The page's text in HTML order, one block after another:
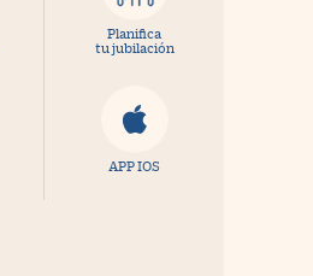
Planifica
tu jubilación
APP IOS